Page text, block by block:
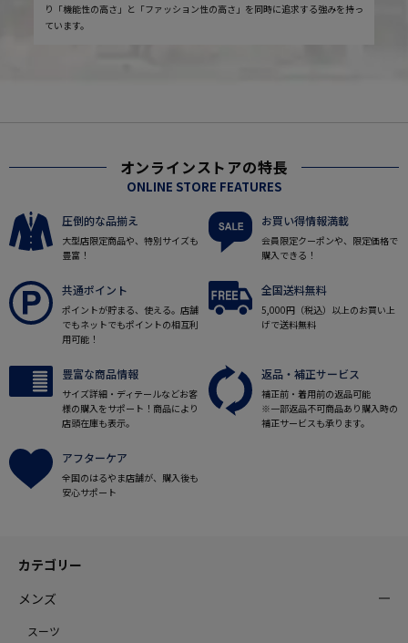
り「機能性の高さ」と「ファッション性の高さ」を同時に追求する強みを持っ
ています。
オンラインストアの特長
ONLINE STORE FEATURES
圧倒的な品揃え
大型店限定商品や、特別サイズも
豊富！
お買い得情報満載
会員限定クーポンや、限定価格で
購入できる！
共通ポイント
ポイントが貯まる、使える。店舗
でもネットでもポイントの相互利
用可能！
全国送料無料
5,000円（税込）以上のお買い上
げで送料無料
豊富な商品情報
サイズ詳細・ディテールなどお客
様の購入をサポート！商品により
店頭在庫も表示。
返品・補正サービス
補正前・着用前の返品可能
※一部返品不可商品あり購入時の
補正サービスも承ります。
アフターケア
全国のはるやま店舗が、購入後も
安心サポート
カテゴリー
メンズ
スーツ